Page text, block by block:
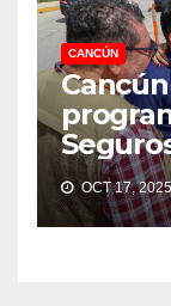
CANCÚN
OCT 17, 2025